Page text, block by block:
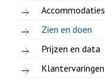
Accommodaties
Zien en doen
Prijzen en data
Klantervaringen